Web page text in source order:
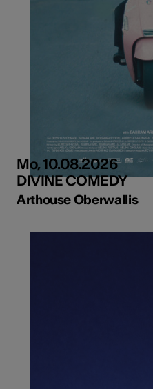
Mo, 10.08.2026
DIVINE COMEDY
Arthouse Oberwallis